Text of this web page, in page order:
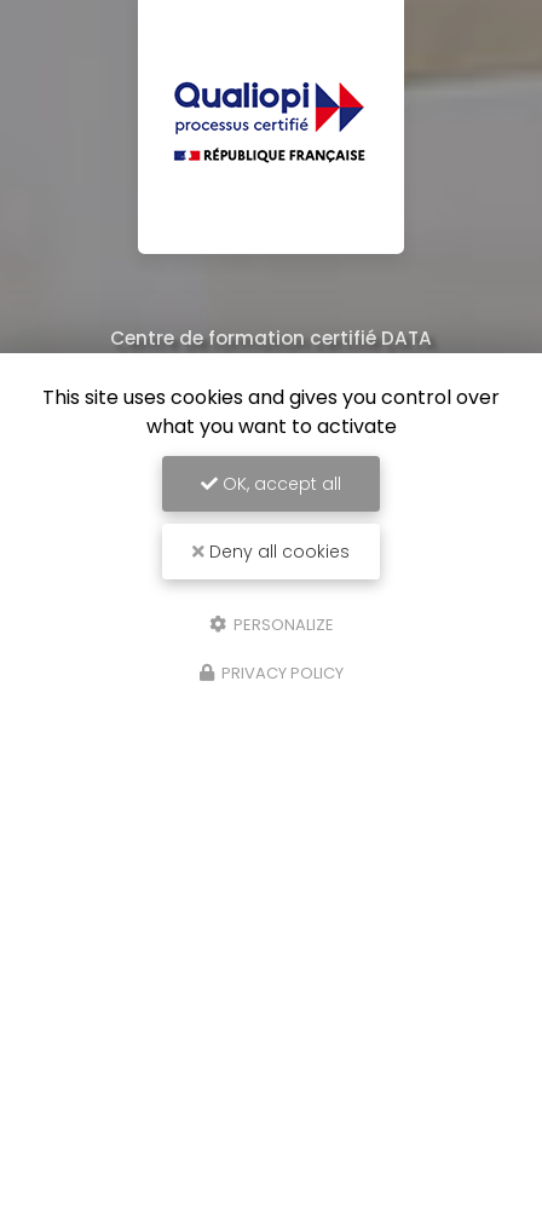
Centre de formation certifié DATA
This site uses cookies and gives you control over
what you want to activate
OK, accept all
Deny all cookies
PERSONALIZE
PRIVACY POLICY